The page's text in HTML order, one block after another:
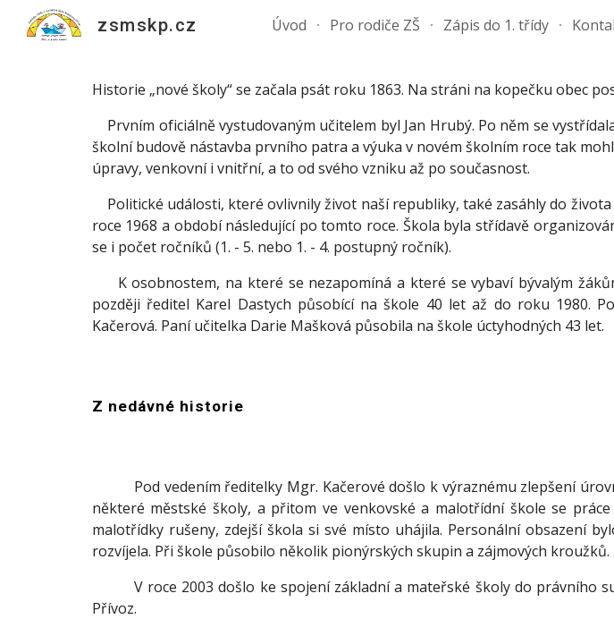
Skip to main content
zsmskp.cz Úvod Pro rodiče ZŠ Zápis do 1. třídy
Historie „nové školy“ se začala psát roku 1863. Na stráni na kopečku obec
Prvním oficiálně vystudovaným učitelem byl Jan Hrubý. Po něm se
školní budově nástavba prvního patra a výuka v novém školním roce tak
úpravy, venkovní i vnitřní, a to od svého vzniku až po současnost.
Politické události, které ovlivnily život naší republiky, také zasáhly do
roce 1968 a období následující po tomto roce. Škola byla střídavě
se i počet ročníků (1. - 5. nebo 1. - 4. postupný ročník).
K osobnostem, na které se nezapomíná a které se vybaví bývalým
později ředitel Karel Dastych působící na škole 40 let až do roku 1980.
Kačerová. Paní učitelka Darie Mašková působila na škole úctyhodných 43 let.
Z nedávné historie
Pod vedením ředitelky Mgr. Kačerové došlo k výraznému zlepšení
některé městské školy, a přitom ve venkovské a malotřídní škole se
malotřídky rušeny, zdejší škola si své místo uhájila. Personální obsazení
rozvíjela. Při škole působilo několik pionýrských skupin a zájmových kroužků.
V roce 2003 došlo ke spojení základní a mateřské školy do právního
Přívoz.